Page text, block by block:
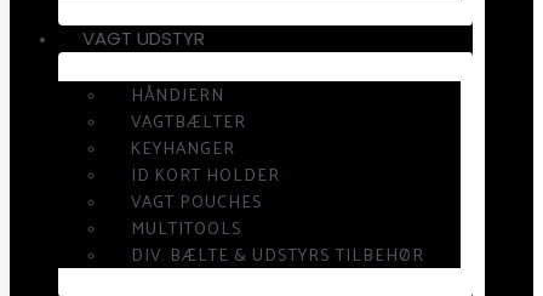
VAGT UDSTYR
HÅNDJERN
VAGTBÆLTER
KEYHANGER
ID KORT HOLDER
VAGT POUCHES
MULTITOOLS
DIV. BÆLTE & UDSTYRS TILBEHØR